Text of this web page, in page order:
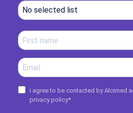
No selected list
I agree to be contacted by Alcimed
privacy policy*